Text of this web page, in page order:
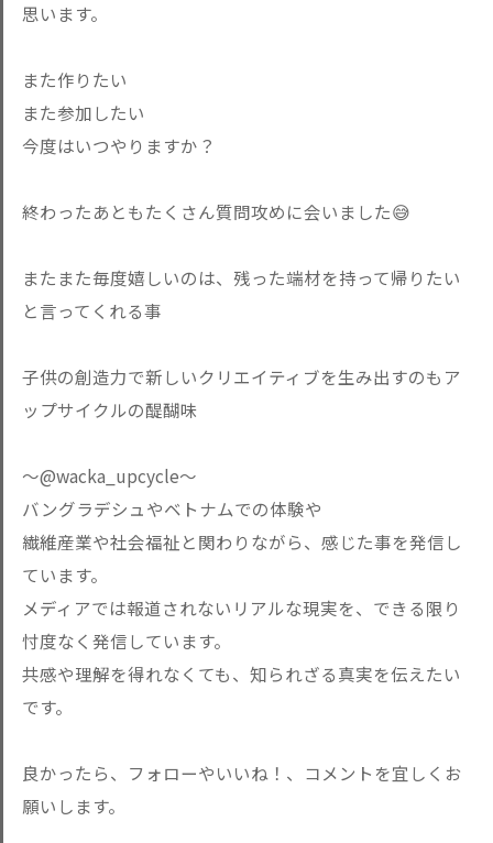
思います。
また作りたい
また参加したい
今度はいつやりますか？
終わったあともたくさん質問攻めに会いました😅
またまた毎度嬉しいのは、残った端材を持って帰りたい
と言ってくれる事
子供の創造力で新しいクリエイティブを生み出すのもア
ップサイクルの醍醐味
〜@wacka_upcycle〜
バングラデシュやベトナムでの体験や
繊維産業や社会福祉と関わりながら、感じた事を発信し
ています。
メディアでは報道されないリアルな現実を、できる限り
忖度なく発信しています。
共感や理解を得れなくても、知られざる真実を伝えたい
です。
良かったら、フォローやいいね！、コメントを宜しくお
願いします。